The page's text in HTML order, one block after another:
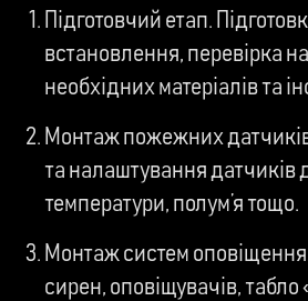
Підготовчий етап.
встановлення, перевірка
необхідних матеріалів та
Монтаж пожежних
та налаштування датчиків
температури, полум’я тощо.
Монтаж систем
сирен, оповіщувачів, табло